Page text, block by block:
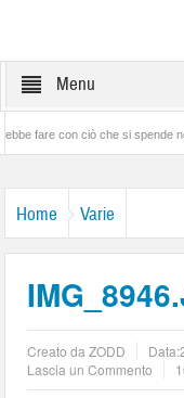
Menu
con ciò che si spende nella
Home Varie
Creato daZODD Data:
Lascia un Commento